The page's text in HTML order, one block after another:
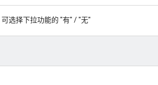
选择下拉功能的 "有" / "无"